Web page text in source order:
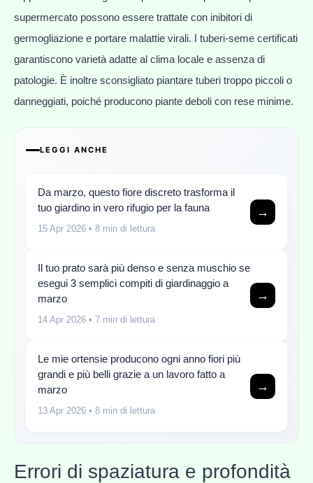
supermercato possono essere trattate con inibitori di
germogliazione e portare malattie virali. I tuberi-seme certificati
garantiscono varietà adatte al clima locale e assenza di
patologie. È inoltre sconsigliato piantare tuberi troppo piccoli o
danneggiati, poiché producono piante deboli con rese minime.
LEGGI ANCHE
Da marzo, questo fiore discreto trasforma il
tuo giardino in vero rifugio per la fauna
15 Apr 2026 • 8 min di lettura
→
Il tuo prato sarà più denso e senza muschio se
esegui 3 semplici compiti di giardinaggio a
marzo
14 Apr 2026 • 7 min di lettura
→
Le mie ortensie producono ogni anno fiori più
grandi e più belli grazie a un lavoro fatto a
marzo
13 Apr 2026 • 8 min di lettura
→
Errori di spaziatura e profondità